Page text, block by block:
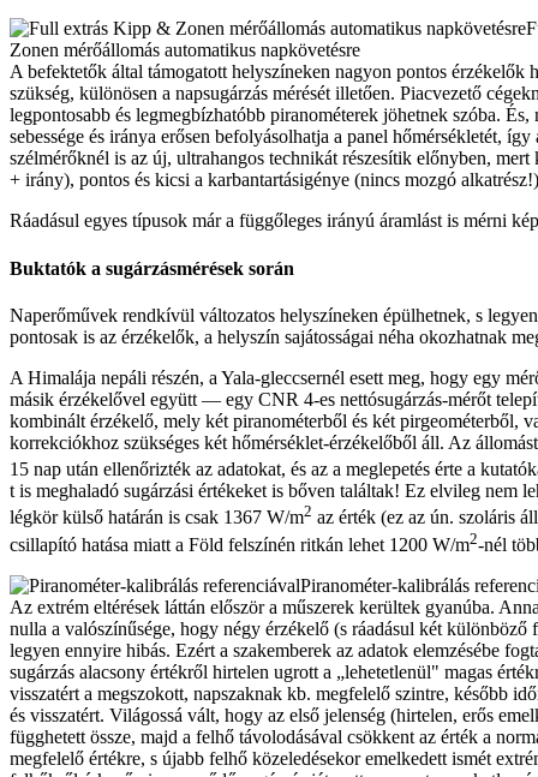
Zonen mérőállomás automatikus napkövetésre
A befektetők által támogatott helyszíneken nagyon pontos érzékelők
szükség, különösen a napsugárzás mérését illetően. Piacvezető
legpontosabb és legmegbízhatóbb piranométerek jöhetnek szóba. És,
sebessége és iránya erősen befolyásolhatja a panel hőmérsékletét, így
szélmérőknél is az új, ultrahangos technikát részesítik előnyben, mert
+ irány), pontos és kicsi a karbantartásigénye (nincs mozgó
Ráadásul egyes típusok már a függőleges irányú áramlást is mérni
Buktatók a sugárzásmérések során
Naperőművek rendkívül változatos helyszíneken épülhetnek, s
pontosak is az érzékelők, a helyszín sajátosságai néha okozhatnak
A Himalája nepáli részén, a Yala-gleccsernél esett meg, hogy egy
másik érzékelővel együtt — egy CNR 4-es nettósugárzás-mérőt
kombinált érzékelő, mely két piranométerből és két pirgeométerből,
korrekciókhoz szükséges két hőmérséklet-érzékelőből áll. Az
15 nap után ellenőrizték az adatokat, és az a meglepetés érte a
t is meghaladó sugárzási értékeket is bőven találtak! Ez elvileg nem
légkör külső határán is csak 1367 W/m2 az érték (ez az ún. szoláris
csillapító hatása miatt a Föld felszínén ritkán lehet 1200 W/m2-nél
Piranométer-kalibrálás
Az extrém eltérések láttán először a műszerek kerültek gyanúba.
nulla a valószínűsége, hogy négy érzékelő (s ráadásul két különböző
legyen ennyire hibás. Ezért a szakemberek az adatok elemzésébe
sugárzás alacsony értékről hirtelen ugrott a „lehetetlenül" magas
visszatért a megszokott, napszaknak kb. megfelelő szintre, később
és visszatért. Világossá vált, hogy az első jelenség (hirtelen, erős
függhetett össze, majd a felhő távolodásával csökkent az érték a
megfelelő értékre, s újabb felhő közeledésekor emelkedett ismét